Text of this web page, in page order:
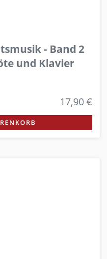
- Band 2
und Klavier
17,90 €